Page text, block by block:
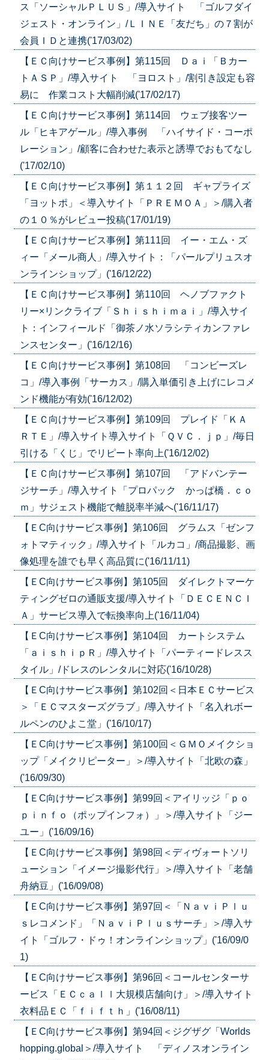
ス「ソーシャルＰＬＵＳ」/導入サイト 「ゴルフダイ
ジェスト・オンライン」/ＬＩＮＥ「友だち」の７割が
会員ＩＤと連携('17/03/02)
【ＥＣ向けサービス事例】第115回 Ｄａｉ「Ｂカー
トＡＳＰ」/導入サイト 「ヨロスト」/割引き設定も容
易に 作業コスト大幅削減('17/02/17)
【ＥＣ向けサービス事例】第114回 ウェブ接客ツー
ル「ヒキアゲール」/導入事例 「ハイサイド・コーポ
レーション」/顧客に合わせた表示と誘導でおもてなし
('17/02/10)
【ＥＣ向けサービス事例】第１１２回 ギャプライズ
「ヨットポ」＜導入サイト「ＰＲＥＭＯＡ」＞/購入者
の１０％がレビュー投稿('17/01/19)
【ＥＣ向けサービス事例】第111回 イー・エム・ズ
ィー「メール商人」/導入サイト：「パールプリュスオ
ンラインショップ」('16/12/22)
【ＥＣ向けサービス事例】第110回 ヘノブファクト
リー×リンクライブ「Ｓｈｉｓｈｉｍａｉ」/導入サイ
ト：インフィールド「御茶ノ水ソラシティカンファレ
ンスセンター」('16/12/16)
【ＥＣ向けサービス事例】第108回 「コンビーズレ
コ」/導入事例「サーカス」/購入単価引き上げにレコメ
ンド機能が有効('16/12/02)
【ＥＣ向けサービス事例】第109回 プレイド「ＫＡ
ＲＴＥ」/導入サイト導入サイト「ＱＶＣ．ｊｐ」/毎日
引ける「くじ」でリピート率向上('16/12/02)
【ＥＣ向けサービス事例】第107回 「アドバンテー
ジサーチ」/導入サイト「プロパック かっぱ橋．ｃｏ
ｍ」サジェスト機能で離脱率半減へ('16/11/17)
【ＥC向けサービス事例】第106回 グラムス「ゼンフ
ォトマティック」/導入サイト「ルカコ」/商品撮影、画
像処理を誰でも早く高品質に('16/11/11)
【ＥC向けサービス事例】第105回 ダイレクトマーケ
ティングゼロの通販支援/導入サイト「ＤＥＣＥＮＣＩ
Ａ」サービス導入で転換率向上('16/11/04)
【ＥC向けサービス事例】第104回 カートシステム
「ａｉｓｈｉｐＲ」/導入サイト「パーティードレスス
タイル」/ドレスのレンタルに対応('16/10/28)
【ＥC向けサービス事例】第102回＜日本ＥＣサービス
＞「ＥＣマスターズグラブ」/導入サイト「名入れボー
ルペンのひよこ堂」('16/10/17)
【ＥC向けサービス事例】第100回＜ＧＭＯメイクショ
ップ「メイクリピーター」＞/導入サイト「北欧の森」
('16/09/30)
【ＥC向けサービス事例】第99回＜アイリッジ「ｐｏ
ｐｉｎｆｏ（ポップインフォ）」＞/導入サイト「ジー
ユー」('16/09/16)
【ＥC向けサービス事例】第98回＜ディヴォートソリ
ューション「イメージ撮影代行」＞/導入サイト「老舗
舟納豆」('16/09/08)
【ＥC向けサービス事例】第97回＜「ＮａｖｉＰｌｕ
ｓレコメンド」「ＮａｖｉＰｌｕｓサーチ」＞/導入サ
イト「ゴルフ・ドゥ！オンラインショップ」('16/09/0
1)
【ＥC向けサービス事例】第96回＜コールセンターサ
ービス「ＥＣｃａｌｌ大規模店舗向け」＞/導入サイト
衣料品ＥＣ「ｆｉｆｔｈ」('16/08/11)
【ＥC向けサービス事例】第94回＜ジグザグ「Worlds
hopping.global＞/導入サイト 「ディノスオンライン